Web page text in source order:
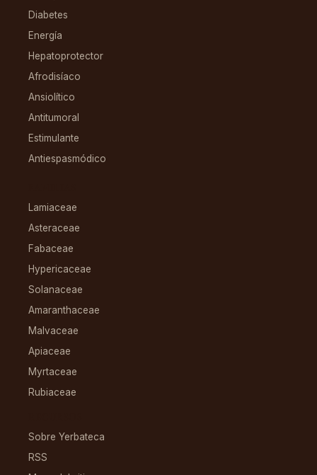
Diabetes
Energía
Hepatoprotector
Afrodisíaco
Ansiolítico
Antitumoral
Estimulante
Antiespasmódico
Lamiaceae
Asteraceae
Fabaceae
Hypericaceae
Solanaceae
Amaranthaceae
Malvaceae
Apiaceae
Myrtaceae
Rubiaceae
Sobre Yerbateca
RSS